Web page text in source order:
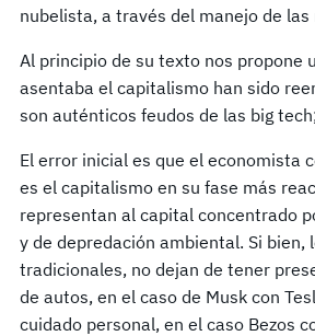
nubelista, a través del manejo de
Al principio de su texto nos propone
asentaba el capitalismo han sido
son auténticos feudos de las big
El error inicial es que el economista
es el capitalismo en su fase más
representan al capital concentrado
y de depredación ambiental. Si
tradicionales, no dejan de tener
de autos, en el caso de Musk con
cuidado personal, en el caso Bezos